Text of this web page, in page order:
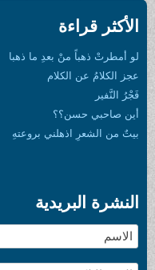
الأكثر قراءة
لو أمطرتْ ذهباً منْ بعدِ ما ذهبا
عجز الكلامُ عن الكلام
فَجْرُ النَّفير
أين صاحبي حسن؟؟
بيتٌ من الشعرِ اذهلني بروعتهِ
النشرة البريدية